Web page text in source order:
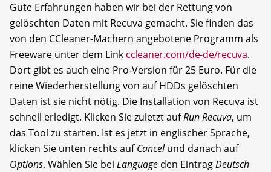
Gute Erfahrungen haben wir bei der Rettung von
gelöschten Daten mit Recuva gemacht. Sie finden das
von den CCleaner-Machern angebotene Programm als
Freeware unter dem Link ccleaner.com/de-de/recuva.
Dort gibt es auch eine Pro-Version für 25 Euro. Für die
reine Wiederherstellung von auf HDDs gelöschten
Daten ist sie nicht nötig. Die Installation von Recuva ist
schnell erledigt. Klicken Sie zuletzt aufRun Recuva, um
das Tool zu starten. Ist es jetzt in englischer Sprache,
klicken Sie unten rechts aufCancelund danach auf
Options. Wählen Sie bei Language den EintragDeutsch